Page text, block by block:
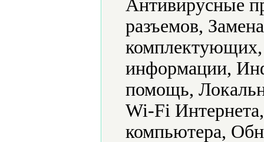
Антивирусные
разъемов,
комплектующих,
информации,
помощь,
Wi-Fi
компьютера,